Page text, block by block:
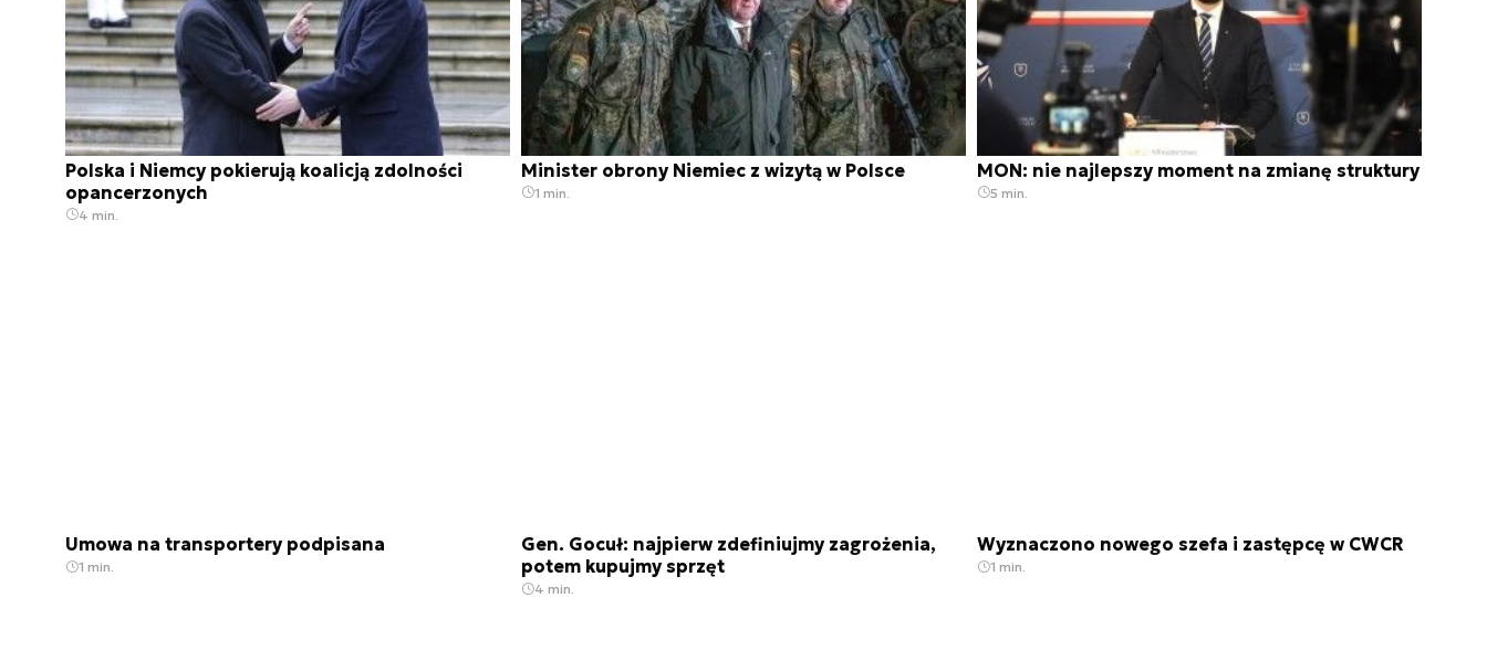
Polska i Niemcy pokierują koalicją zdolności
opancerzonych
4 min.
Minister obrony Niemiec z wizytą w Polsce
1 min.
MON: nie najlepszy moment na zmianę struktury
5 min.
Umowa na transportery podpisana
1 min.
Gen. Gocuł: najpierw zdefiniujmy zagrożenia,
potem kupujmy sprzęt
4 min.
Wyznaczono nowego szefa i zastępcę w CWCR
1 min.